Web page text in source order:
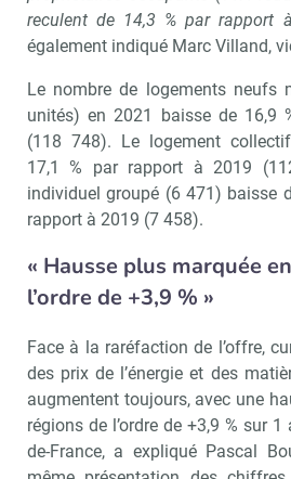
reculent de 14,3 % par rapport
également indiqué Marc Villand,
Le nombre de logements neufs
unités) en 2021 baisse de 16,9
(118 748). Le logement
17,1 % par rapport à 2019
individuel groupé (6 471) baisse
rapport à 2019 (7 458).
« Hausse plus marquée
l’ordre de +3,9 % »
Face à la raréfaction de l’offre,
des prix de l’énergie et des
augmentent toujours, avec une
régions de l’ordre de +3,9 % sur
de-France, a expliqué Pascal